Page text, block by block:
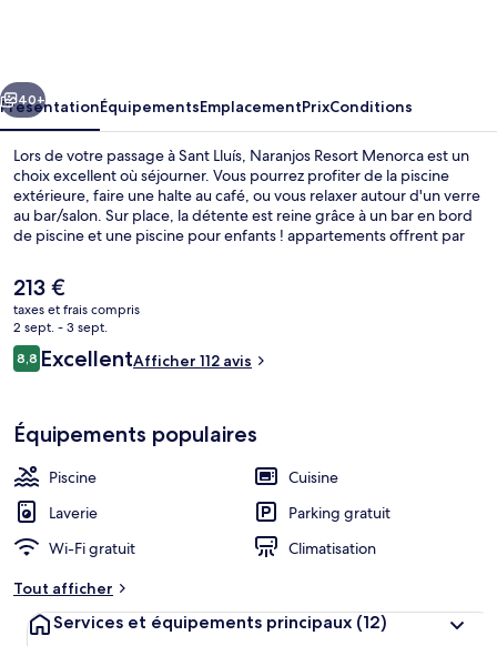
Suivant
40+
PrésentationÉquipementsEmplacementPrixConditions
Lors de votre passage à Sant Lluís, Naranjos Resort Menorca est un
choix excellent où séjourner. Vous pourrez profiter de la piscine
extérieure, faire une halte au café, ou vous relaxer autour d'un verre
au bar/salon. Sur place, la détente est reine grâce à un bar en bord
de piscine et une piscine pour enfants ! appartements offrent par
non ?
Le
prix
actuel
est
de
213 €
taxes et frais compris
2 sept. - 3 sept.
Avis
voyageurs
8,88,8 sur 10
ExcellentAfficher 112 avis
Équipements populaires
Piscine
Cuisine
Laverie
Parking gratuit
Wi-Fi gratuit
Climatisation
Tout afficher
Services et équipements principaux (12)